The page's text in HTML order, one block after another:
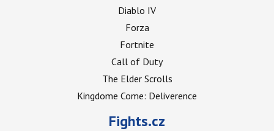
Diablo IV
Forza
Fortnite
Call of Duty
The Elder Scrolls
Kingdome Come: Deliverence
Fights.cz